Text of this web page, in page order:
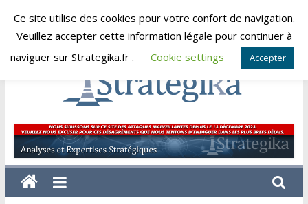
Skip
vendredi, août 7, 2026
Strategika
Expertise
et
Analyses
Ce site utilise des cookies pour votre confort de navigation.
Veuillez accepter cette information légale pour continuer à
naviguer sur Strategika.fr .
Cookie settings Accepter